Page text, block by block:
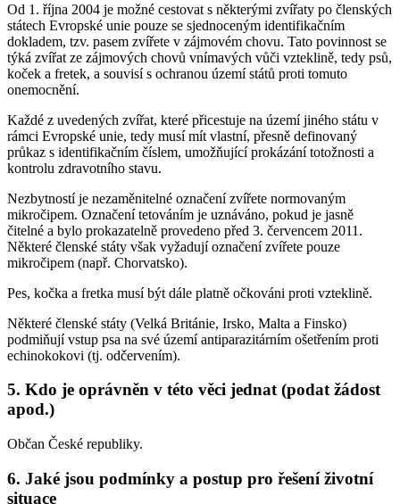
Od 1. října 2004 je možné cestovat s některými zvířaty po členských
státech Evropské unie pouze se sjednoceným identifikačním
dokladem, tzv. pasem zvířete v zájmovém chovu. Tato povinnost se
týká zvířat ze zájmových chovů vnímavých vůči vzteklině, tedy psů,
koček a fretek, a souvisí s ochranou území států proti tomuto
onemocnění.
Každé z uvedených zvířat, které přicestuje na území jiného státu v
rámci Evropské unie, tedy musí mít vlastní, přesně definovaný
průkaz s identifikačním číslem, umožňující prokázání totožnosti a
kontrolu zdravotního stavu.
Nezbytností je nezaměnitelné označení zvířete normovaným
mikročipem. Označení tetováním je uznáváno, pokud je jasně
čitelné a bylo prokazatelně provedeno před 3. červencem 2011.
Některé členské státy však vyžadují označení zvířete pouze
mikročipem (např. Chorvatsko).
Pes, kočka a fretka musí být dále platně očkováni proti vzteklině.
Některé členské státy (Velká Británie, Irsko, Malta a Finsko)
podmiňují vstup psa na své území antiparazitárním ošetřením proti
echinokokovi (tj. odčervením).
5. Kdo je oprávněn v této věci jednat (podat žádost
apod.)
Občan České republiky.
6. Jaké jsou podmínky a postup pro řešení životní
situace